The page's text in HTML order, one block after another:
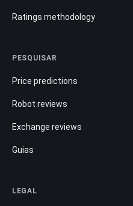
Ratings methodology
PESQUISAR
Price predictions
Robot reviews
Exchange reviews
Guias
LEGAL